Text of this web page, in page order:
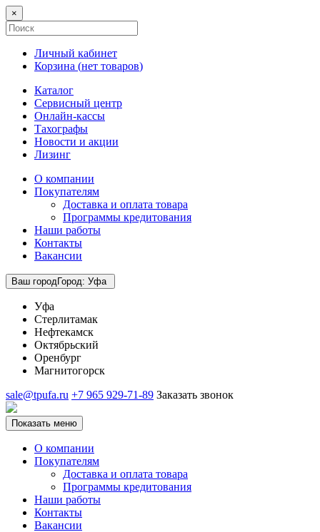
×
Личный кабинет
Корзина (нет товаров)
Каталог
Сервисный центр
Онлайн-кассы
Тахографы
Новости и акции
Лизинг
О компании
Покупателям
Доставка и оплата товара
Программы кредитования
Наши работы
Контакты
Вакансии
Ваш городГород: Уфа
Уфа
Стерлитамак
Нефтекамск
Октябрьский
Оренбург
Магнитогорск
sale@tpufa.ru +7 965 929-71-89 Заказать звонок
Показать меню
О компании
Покупателям
Доставка и оплата товара
Программы кредитования
Наши работы
Контакты
Вакансии